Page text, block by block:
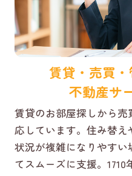
賃貸・売買
不動産サ
賃貸のお部屋探しから
応しています。住み替え
状況が複雑になりやす
てスムーズに支援。